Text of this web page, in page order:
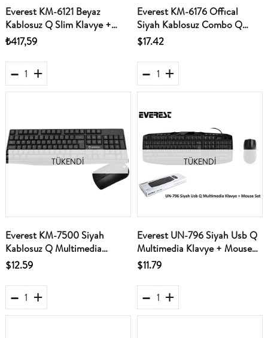
Everest KM-6121 Beyaz
Kablosuz Q Slim Klavye +
Mouse Set
₺417,59
Everest KM-6176 Offıcal
Siyah Kablosuz Combo Q
Multimedia Klavye + Mouse
$17.42
TÜKENDI
Everest KM-7500 Siyah
Kablosuz Q Multimedia
Klavye + Mouse Set
$12.59
TÜKENDI
Everest UN-796 Siyah Usb Q
Multimedia Klavye + Mouse
Set
$11.79